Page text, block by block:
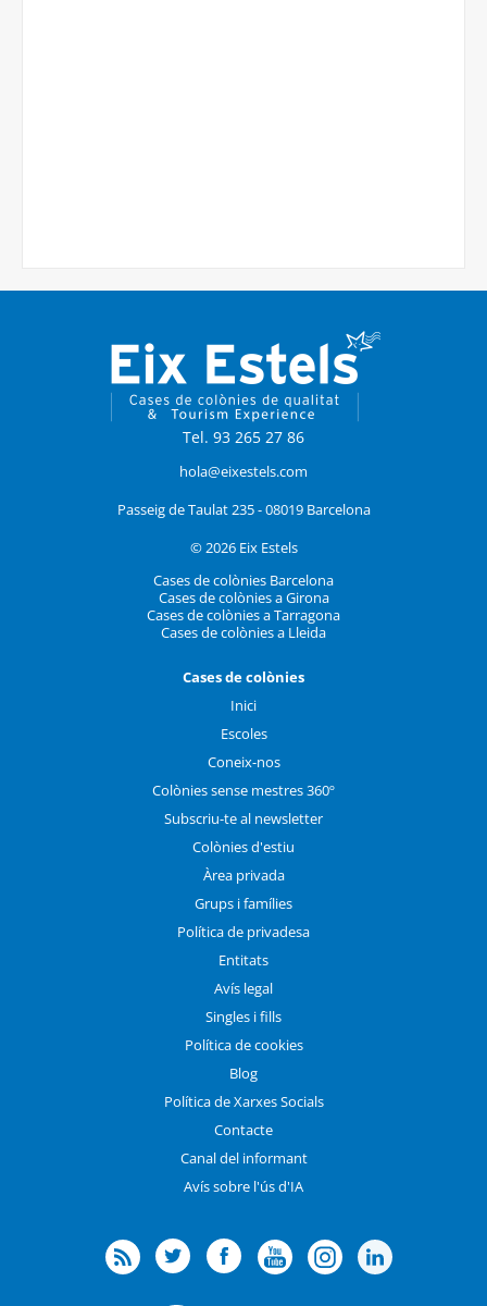
Tel. 93 265 27 86
hola@eixestels.com
Passeig de Taulat 235 - 08019 Barcelona
© 2026 Eix Estels
Cases de colònies Barcelona
Cases de colònies a Girona
Cases de colònies a Tarragona
Cases de colònies a Lleida
Cases de colònies
Inici
Escoles
Coneix-nos
Colònies sense mestres 360º
Subscriu-te al newsletter
Colònies d'estiu
Àrea privada
Grups i famílies
Política de privadesa
Entitats
Avís legal
Singles i fills
Política de cookies
Blog
Política de Xarxes Socials
Contacte
Canal del informant
Avís sobre l'ús d'IA